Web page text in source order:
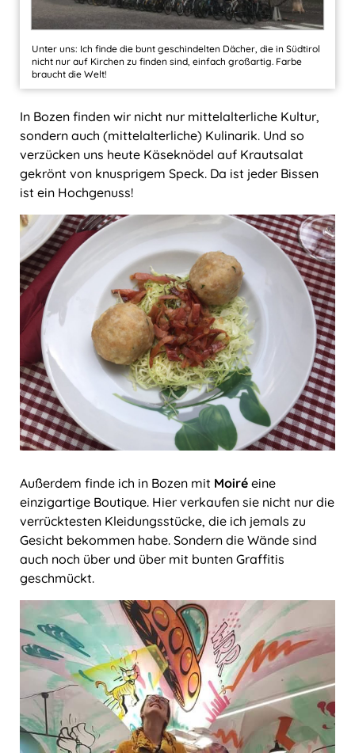
Unter uns: Ich finde die bunt geschindelten Dächer, die in Südtirol
nicht nur auf Kirchen zu finden sind, einfach großartig. Farbe
braucht die Welt!
In Bozen finden wir nicht nur mittelalterliche Kultur,
sondern auch (mittelalterliche) Kulinarik. Und so
verzücken uns heute Käseknödel auf Krautsalat
gekrönt von knusprigem Speck. Da ist jeder Bissen
ist ein Hochgenuss!
Außerdem finde ich in Bozen mit Moiré eine
einzigartige Boutique. Hier verkaufen sie nicht nur die
verrücktesten Kleidungsstücke, die ich jemals zu
Gesicht bekommen habe. Sondern die Wände sind
auch noch über und über mit bunten Graffitis
geschmückt.